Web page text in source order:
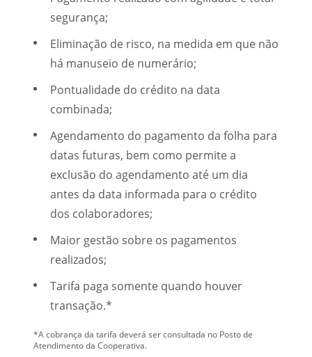
segurança;
Eliminação de risco, na medida em que não
há manuseio de numerário;
Pontualidade do crédito na data
combinada;
Agendamento do pagamento da folha para
datas futuras, bem como permite a
exclusão do agendamento até um dia
antes da data informada para o crédito
dos colaboradores;
Maior gestão sobre os pagamentos
realizados;
Tarifa paga somente quando houver
transação.*
*A cobrança da tarifa deverá ser consultada no Posto de
Atendimento da Cooperativa.